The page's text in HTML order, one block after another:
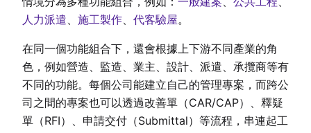
人力派遣、 施工製作、 代客驗屋。
在同一個功能組合下，還會根據上下游不同產業的角
色，例如營造、監造、業主、設計、派遣、承攬商等有
不同的功能。每個公司能建立自己的管理專案，而跨公
司之間的專案也可以透過改善單（CAR/CAP）、釋疑
單（RFI）、申請交付（Submittal）等流程，串連起工